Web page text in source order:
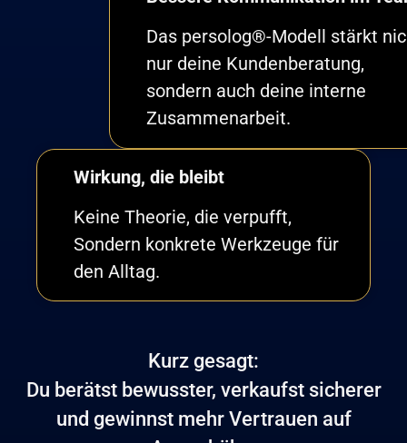
Das persolog®-Modell stärkt
nur deine Kundenberatung,
sondern auch deine interne
Zusammenarbeit.
Wirkung, die bleibt
Keine Theorie, die verpufft,
Sondern konkrete Werkzeuge für
den Alltag.
Kurz gesagt:
Du berätst bewusster, verkaufst sicherer
und gewinnst mehr Vertrauen auf